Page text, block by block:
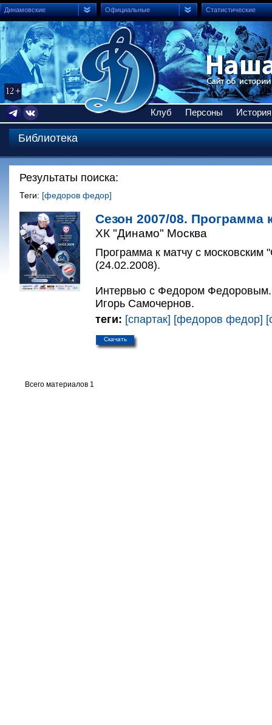
Динамовские Официальные Статистические
Клуб Персоны История
Библиотека
Результаты поиска:
Теги: [федоров федор]
Сезон 2007/08. Программа
ХК "Динамо" Москва
Программа к матчу с московским
(24.02.2008).
Интервью с Федором
Игорь Самочернов.
теги: [спартак] [федоров федор]
Скачать
Всего материалов 1